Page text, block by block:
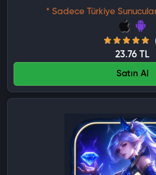
* Sadece Türkiye
23.76 TL
Satın Al